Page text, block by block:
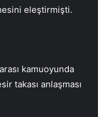
eleştirmişti.
kamuoyunda
takası anlaşması